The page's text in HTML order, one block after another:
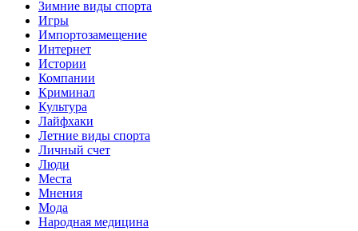
Зимние виды спорта
Игры
Импортозамещение
Интернет
Истории
Компании
Криминал
Культура
Лайфхаки
Летние виды спорта
Личный счет
Люди
Места
Мнения
Мода
Народная медицина